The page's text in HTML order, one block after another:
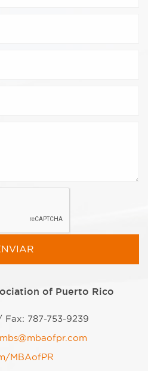
of Puerto Rico
Fax: 787-753-9239
MBAofPR